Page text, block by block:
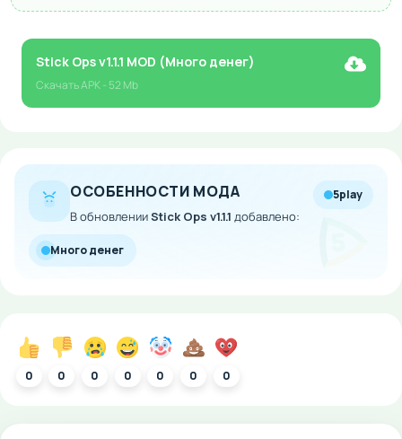
Stick Ops v1.1.1 MOD (Много денег)
СкачатьAPK- 52 Mb
ОСОБЕННОСТИ МОДА
В обновленииStick Ops v1.1.1 добавлено:
5play
Много денег
0 0 0 0 0 0 0